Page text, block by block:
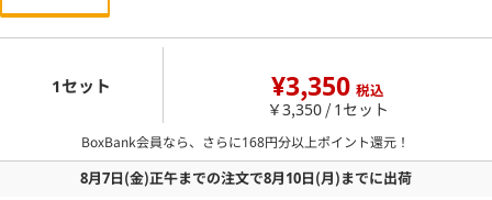
1セット ¥3,350 税込
￥3,350 / 1セット
BoxBank会員なら、さらに168円分以上ポイント還元！
8月7日(金)正午までの注文で8月10日(月)までに出荷